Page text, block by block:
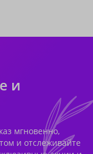
и
мгновенно,
и отслеживайте